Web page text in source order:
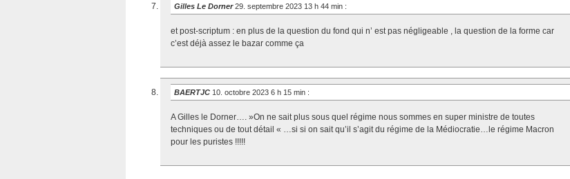
Gilles Le Dorner29. septembre 2023 13 h 44 min :
et post-scriptum : en plus de la question du fond qui n’ est pas négligeable , la question de la forme car
c’est déjà assez le bazar comme ça
BAERTJC 10. octobre 2023 6 h 15 min :
A Gilles le Dorner…. »On ne sait plus sous quel régime nous sommes en super ministre de toutes
techniques ou de tout détail « …si si on sait qu’il s’agit du régime de la Médiocratie…le régime Macron
pour les puristes !!!!!